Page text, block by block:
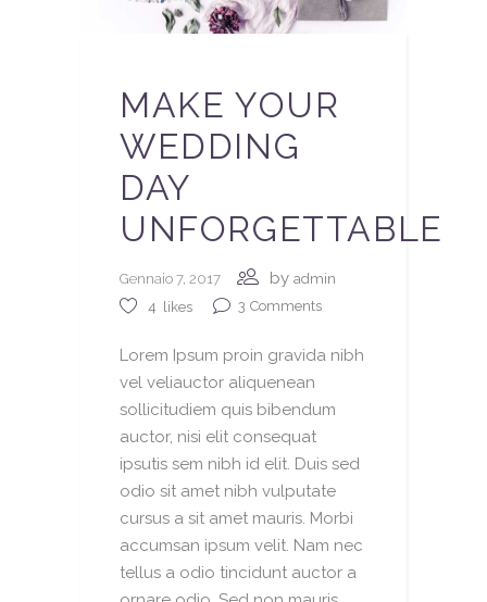
MAKE YOUR
WEDDING
DAY
UNFORGETTABLE
Gennaio 7, 2017 by admin
4 likes 3 Comments
Lorem Ipsum proin gravida nibh
vel veliauctor aliquenean
sollicitudiem quis bibendum
auctor, nisi elit consequat
ipsutis sem nibh id elit. Duis sed
odio sit amet nibh vulputate
cursus a sit amet mauris. Morbi
accumsan ipsum velit. Nam nec
tellus a odio tincidunt auctor a